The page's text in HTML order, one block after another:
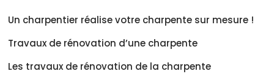
Un charpentier réalise votre charpente sur mesure !
Travaux de rénovation d’une charpente
Les travaux de rénovation de la charpente